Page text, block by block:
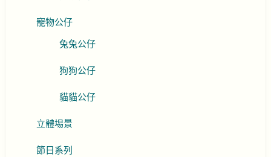
寵物公仔
兔兔公仔
狗狗公仔
貓貓公仔
立體埸景
節日系列